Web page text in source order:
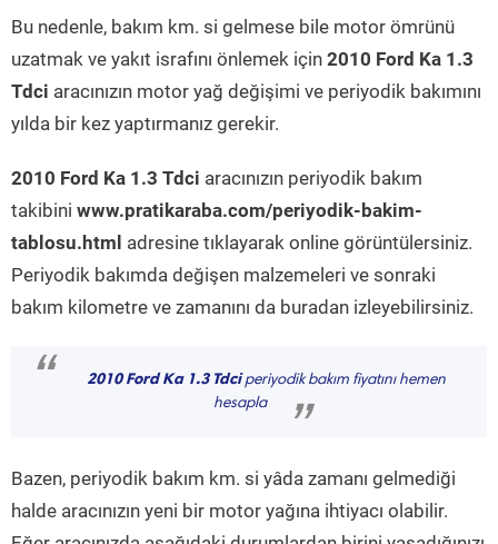
Bu nedenle, bakım km. si gelmese bile motor ömrünü
uzatmak ve yakıt israfını önlemek için 2010 Ford Ka 1.3
Tdci aracınızın motor yağ değişimi ve periyodik bakımını
yılda bir kez yaptırmanız gerekir.
2010 Ford Ka 1.3 Tdci aracınızın periyodik bakım
takibini www.pratikaraba.com/periyodik-bakim-
tablosu.html adresine tıklayarak online görüntülersiniz.
Periyodik bakımda değişen malzemeleri ve sonraki
bakım kilometre ve zamanını da buradan izleyebilirsiniz.
“ 2010 Ford Ka 1.3 Tdciperiyodik bakım fiyatını hemen
hesapla
”
Bazen, periyodik bakım km. si yâda zamanı gelmediği
halde aracınızın yeni bir motor yağına ihtiyacı olabilir.